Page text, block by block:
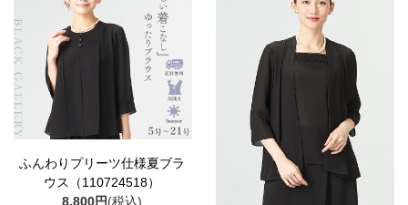
ふんわりプリーツ仕様夏ブラ
ウス（110724518）
8,800円(税込)